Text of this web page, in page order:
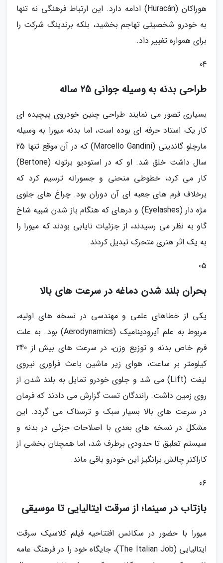
هوراکان (Huracán) ادامه دارد. این ارتباط فرهنگی نه تنها
به خودرو شخصیتی تهاجم بخشید، بلکه برندینگ شرکت را
برای همواره تغییر داد.
04
طراحی بدنه به وسیله جوانی 25 ساله
بسیاری تصور می نمایند طراحی چنین خودروی پیچیده ای
کار یک استاد حرفه ای بوده است، اما بدنه میورا به وسیله
مارچلو گاندینی (Marcello Gandini) که در آن موقع تنها 25
سال داشت خلق شد. او که در استودیو برتونه (Bertone)
کار می کرد، خطوطی منحنی و جسورانه ترسیم کرد که
برخلاف فرم های جعبه ای آن دوران بود. چراغ های جلوی
مژه دار (Eyelashes) و درهای که هنگام باز شدن شبیه شاخ
گاو به نظر می رسیدند، از جزئیات نایابی بودند که میورا را
به یک اثر هنری متحرک تبدیل کردند.
05
بحران بلند شدن دماغه در سرعت های بالا
یکی از خطاهای علمی و مهندسی در نسخه های اولیه،
مربوط به علم آیرودینامیک (Aerodynamics) بود. به علت
فرم خاص بدنه و توزیع وزن، در سرعت های بیش از 240
کیلومتر بر ساعت، هوای زیر ماشین باعث فراوری نیروی
لیفت (Lift) می شد و جلوی خودرو تمایل به بلند شدن از
روی زمین داشت. رانندگان تست گزارش می دادند که فرمان
در سرعت های بالا بسیار سبک و ترسناک می گردد. این
مشکل در نسخه های بعدی با اصلاحات جزئی در بدنه و
سیستم تعلیق تا حدودی برطرف شد، اما همچنان بخشی از
کاراکتر چالش برانگیز این خودرو باقی ماند.
06
بازتاب در سینما؛ از سرقت ایتالیایی تا موسیقی
میورا با حضور در سکانس افتتاحیه فیلم کلاسیک سرقت
ایتالیایی (The Italian Job)، جایگاه خود را در فرهنگ عامه